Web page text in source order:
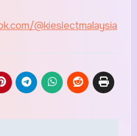
@kieslectmalaysia